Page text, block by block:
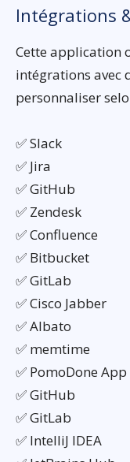
Intégrations
Cette application
intégrations avec
personnaliser
✅ Slack
✅ Jira
✅ GitHub
✅ Zendesk
✅ Confluence
✅ Bitbucket
✅ GitLab
✅ Cisco Jabber
✅ Albato
✅ memtime
✅ PomoDone App
✅ GitHub
✅ GitLab
✅ IntelliJ IDEA